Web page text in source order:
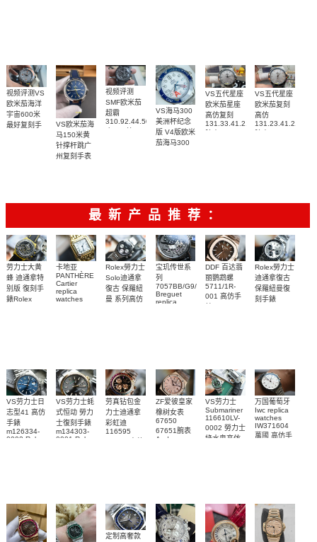
视频评测VS
欧米茄海洋
宇宙600米
最好复刻手
215.92.44.21.99.001
VS欧米茄海
马150米黄
针撑杆跳广
州复刻手表
视频评测
SMF欧米茄
超霸
310.92.44.50.06.001
VS海马300
美洲杯纪念
版 V4版欧米
茄海马300
VS五代星座
欧米茄星座
高仿复刻
131.33.41.21.06.001
VS五代星座
欧米茄复刻
高仿
最新产品推荐：
劳力士大黄
蜂 迪通拿特
别版 復刻手
錶Rolex
卡地亚
PANTHÈRE
Cartier
replica
watches
Rolex勞力士
Solo迪通拿
復古 保羅紐
曼 系列高仿
宝玑传世系
列
7057BB/G9/9W6
Breguet
replica
DDF 百达翡
丽鹦鹉螺
5711/1R-
001 高仿手
Rolex勞力士
迪通拿復古
保羅紐曼復
刻手錶
VS劳力士日
志型41 高仿
手錶
m126334-
0002 Rolex
VS劳力士蚝
式恒动 勞力
士復刻手錶
m134303-
0001 Rolex
劳真钻包金
力士迪通拿
彩虹迪
116595
ZF爱彼皇家
橡树女表
67650
67651腕表
Audemars
VS劳力士
Submariner
116610LV-
0002 勞力士
綠水鬼高仿
万国葡萄牙
Iwc replica
watches
IW371604
萬國 高仿手
定制高奢款